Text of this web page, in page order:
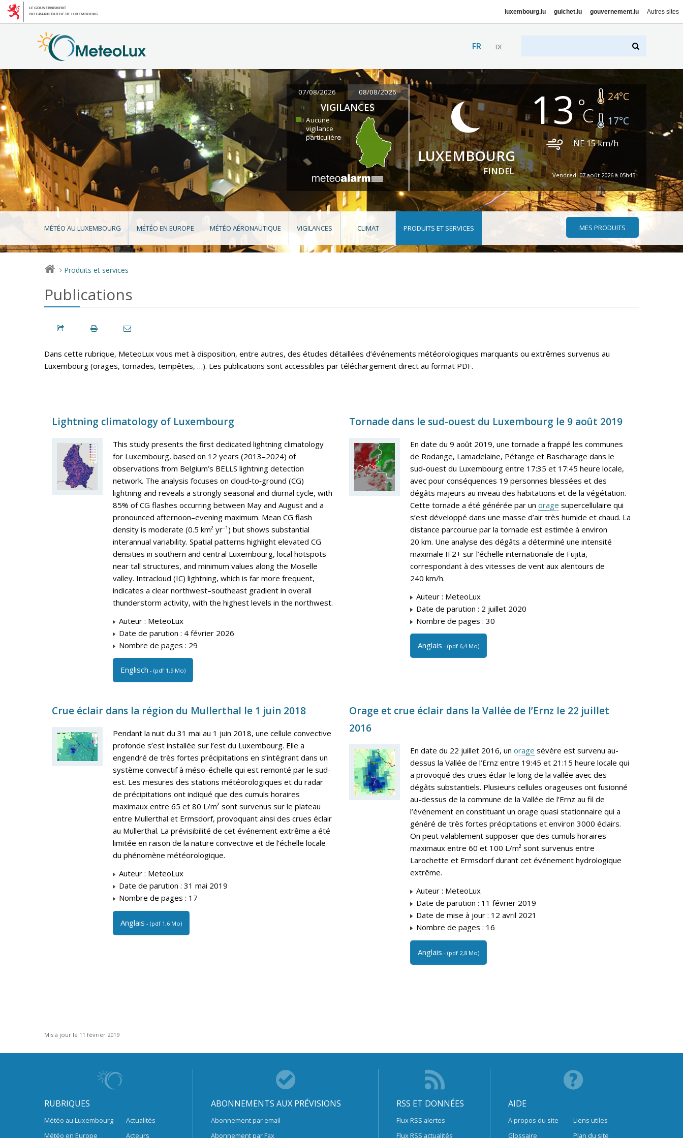
luxembourg.lu guichet.lu gouvernement.lu Autres sites
FR DE
07/08/2026 08/08/2026
VIGILANCES
Aucune
vigilance
particulière
LUXEMBOURG
FINDEL
13 24°C
17°C
NE 15km/h
Vendredi 07 août 2026 à 05h45
MÉTÉO AU LUXEMBOURG MÉTÉO EN EUROPE MÉTÉO AÉRONAUTIQUE VIGILANCES CLIMAT PRODUITS ET SERVICES MES PRODUITS
> Produits et services
Publications
Dans cette rubrique, MeteoLux vous met à disposition, entre autres, des études détaillées d’événements météorologiques marquants ou extrêmes survenus au
Luxembourg (orages, tornades, tempêtes, …). Les publications sont accessibles par téléchargement direct au format PDF.
Lightning climatology of Luxembourg
This study presents the first dedicated lightning climatology
for Luxembourg, based on 12 years (2013–2024) of
observations from Belgium’s BELLS lightning detection
network. The analysis focuses on cloud‑to‑ground (CG)
lightning and reveals a strongly seasonal and diurnal cycle, with
85% of CG flashes occurring between May and August and a
pronounced afternoon–evening maximum. Mean CG flash
density is moderate (0.5 km² yr⁻¹) but shows substantial
interannual variability. Spatial patterns highlight elevated CG
densities in southern and central Luxembourg, local hotspots
near tall structures, and minimum values along the Moselle
valley. Intracloud (IC) lightning, which is far more frequent,
indicates a clear northwest–southeast gradient in overall
thunderstorm activity, with the highest levels in the northwest.
Auteur : MeteoLux
Date de parution : 4 février 2026
Nombre de pages : 29
Englisch - (pdf 1,9 Mo)
Tornade dans le sud-ouest du Luxembourg le 9 août 2019
En date du 9 août 2019, une tornade a frappé les communes
de Rodange, Lamadelaine, Pétange et Bascharage dans le
sud-ouest du Luxembourg entre 17:35 et 17:45 heure locale,
avec pour conséquences 19 personnes blessées et des
dégâts majeurs au niveau des habitations et de la végétation.
Cette tornade a été générée par un orage supercellulaire qui
s’est développé dans une masse d’air très humide et chaud. La
distance parcourue par la tornade est estimée à environ
20 km. Une analyse des dégâts a déterminé une intensité
maximale IF2+ sur l’échelle internationale de Fujita,
correspondant à des vitesses de vent aux alentours de
240 km/h.
Auteur : MeteoLux
Date de parution : 2 juillet 2020
Nombre de pages : 30
Anglais - (pdf 6,4 Mo)
Crue éclair dans la région du Mullerthal le 1 juin 2018
Pendant la nuit du 31 mai au 1 juin 2018, une cellule convective
profonde s’est installée sur l’est du Luxembourg. Elle a
engendré de très fortes précipitations en s’intégrant dans un
système convectif à méso-échelle qui est remonté par le sud-
est. Les mesures des stations météorologiques et du radar
de précipitations ont indiqué que des cumuls horaires
maximaux entre 65 et 80 L/m² sont survenus sur le plateau
entre Mullerthal et Ermsdorf, provoquant ainsi des crues éclair
au Mullerthal. La prévisibilité de cet événement extrême a été
limitée en raison de la nature convective et de l’échelle locale
du phénomène météorologique.
Auteur : MeteoLux
Date de parution : 31 mai 2019
Nombre de pages : 17
Anglais - (pdf 1,6 Mo)
Orage et crue éclair dans la Vallée de l’Ernz le 22 juillet
2016
En date du 22 juillet 2016, un orage sévère est survenu au-
dessus la Vallée de l’Ernz entre 19:45 et 21:15 heure locale qui
a provoqué des crues éclair le long de la vallée avec des
dégâts substantiels. Plusieurs cellules orageuses ont fusionné
au-dessus de la commune de la Vallée de l’Ernz au fil de
l’événement en constituant un orage quasi stationnaire qui a
généré de très fortes précipitations et environ 3000 éclairs.
On peut valablement supposer que des cumuls horaires
maximaux entre 60 et 100 L/m² sont survenus entre
Larochette et Ermsdorf durant cet événement hydrologique
extrême.
Auteur : MeteoLux
Date de parution : 11 février 2019
Date de mise à jour : 12 avril 2021
Nombre de pages : 16
Anglais - (pdf 2,8 Mo)
Mis à jour le 11 février 2019
RUBRIQUES
Météo au Luxembourg
Météo en Europe
Actualités
Acteurs
ABONNEMENTS AUX PRÉVISIONS
Abonnement par email
Abonnement par Fax
RSS ET DONNÉES
Flux RSS alertes
Flux RSS actualités
AIDE
A propos du site
Glossaire
Liens utiles
Plan du site